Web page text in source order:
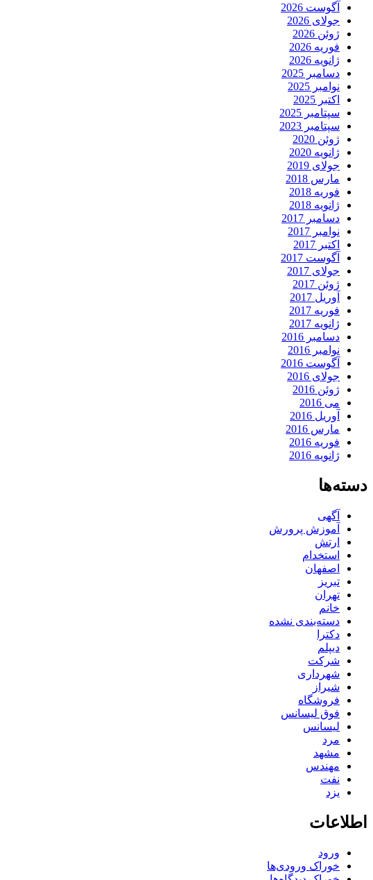
آگوست 2026
جولای 2026
ژوئن 2026
فوریه 2026
ژانویه 2026
دسامبر 2025
نوامبر 2025
اکتبر 2025
سپتامبر 2025
سپتامبر 2023
ژوئن 2020
ژانویه 2020
جولای 2019
مارس 2018
فوریه 2018
ژانویه 2018
دسامبر 2017
نوامبر 2017
اکتبر 2017
آگوست 2017
جولای 2017
ژوئن 2017
آوریل 2017
فوریه 2017
ژانویه 2017
دسامبر 2016
نوامبر 2016
آگوست 2016
جولای 2016
ژوئن 2016
می 2016
آوریل 2016
مارس 2016
فوریه 2016
ژانویه 2016
دسته‌ها
آگهی
آموزش پرورش
ارتش
استخدام
اصفهان
تبریز
تهران
خانم
دسته‌بندی نشده
دکترا
دیپلم
شرکت
شهرداری
شیراز
فروشگاه
فوق لیسانس
لیسانس
مرد
مشهد
مهندس
نفت
یزد
اطلاعات
ورود
خوراک ورودی‌ها